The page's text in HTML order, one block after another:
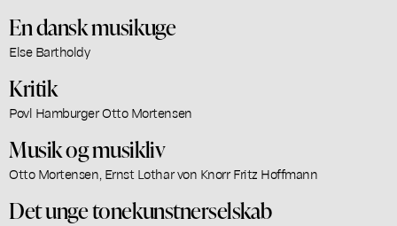
En dansk musikuge
Else Bartholdy
Kritik
Povl Hamburger Otto Mortensen
Musik og musikliv
Otto Mortensen, Ernst Lothar von Knorr Fritz Hoffmann
Det unge tonekunstnerselskab